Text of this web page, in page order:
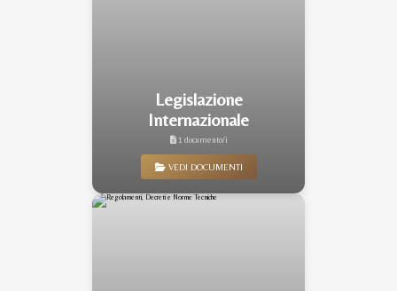
Legislazione
Internazionale
1 documento/i
VEDI DOCUMENTI